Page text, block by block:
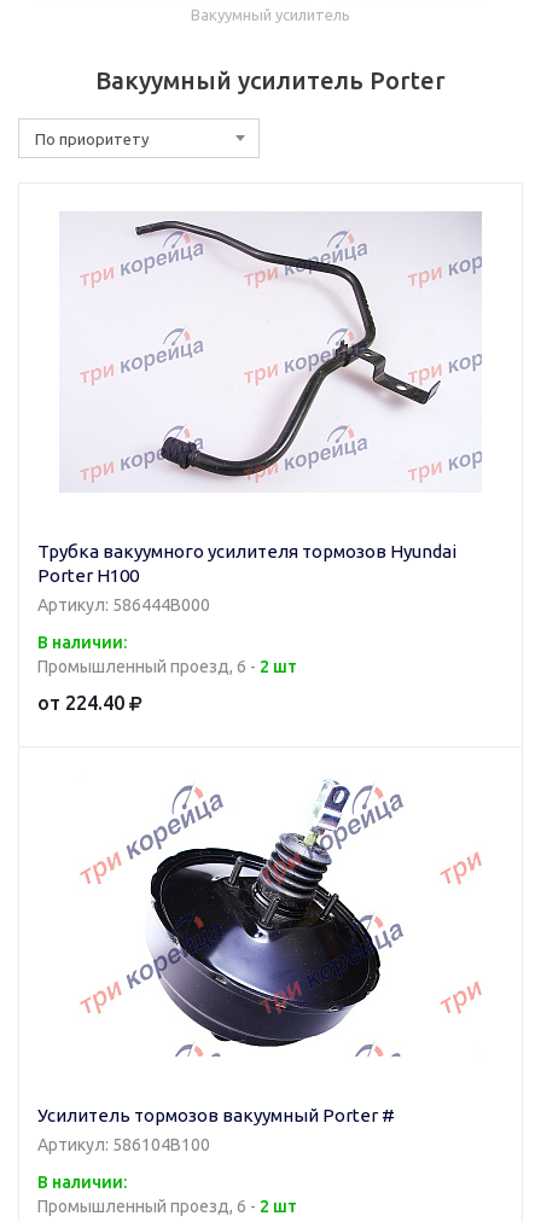
Вакуумный усилитель
Вакуумный усилитель Porter
По приоритету
Трубка вакуумного усилителя тормозов Hyundai
Porter H100
Артикул: 586444B000
В наличии:
Промышленный проезд, 6 - 2 шт
от 224.40
Усилитель тормозов вакуумный Porter #
Артикул: 586104B100
В наличии:
Промышленный проезд, 6 - 2 шт